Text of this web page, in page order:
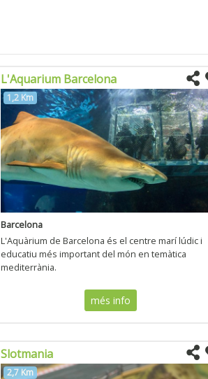
L'Aquarium Barcelona
1,2 Km
Barcelona
L'Aquàrium de Barcelona és el centre marí lúdic i
educatiu més important del món en temàtica
mediterrània.
més info
Slotmania
2,7 Km